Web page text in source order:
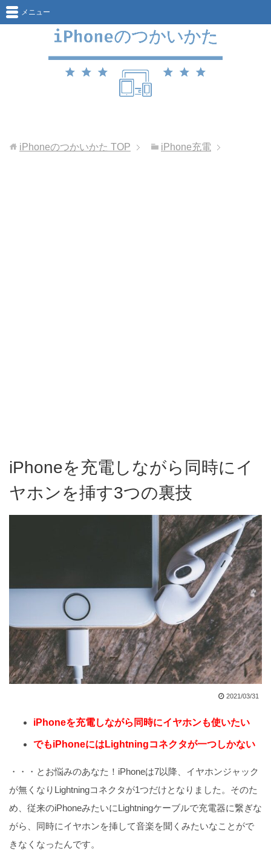
メニュー
iPhoneのつかいかた TOP iPhone充電
iPhoneを充電しながら同時にイ
ヤホンを挿す3つの裏技
2021/03/31
iPhoneを充電しながら同時にイヤホンも使いたい
でもiPhoneにはLightningコネクタが一つしかない
・・・とお悩みのあなた！iPhoneは7以降、イヤホンジャック
が無くなりLightningコネクタが1つだけとなりました。そのた
め、従来のiPhoneみたいにLightningケーブルで充電器に繋ぎな
がら、同時にイヤホンを挿して音楽を聞くみたいなことがで
きなくなったんです。